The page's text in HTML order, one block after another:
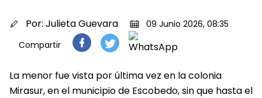
Por: Julieta Guevara
09 Junio 2026, 08:35
Compartir
La menor fue vista por última vez en la colonia
Mirasur, en el municipio de Escobedo, sin que hasta el